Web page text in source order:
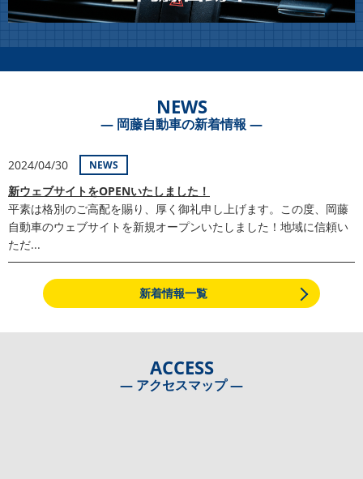
NEWS
― 岡藤自動車の新着情報 ―
2024/04/30 NEWS
新ウェブサイトをOPENいたしました！
平素は格別のご高配を賜り、厚く御礼申し上げます。この度、岡藤
自動車のウェブサイトを新規オープンいたしました！地域に信頼い
ただ...
新着情報一覧
ACCESS
― アクセスマップ ―